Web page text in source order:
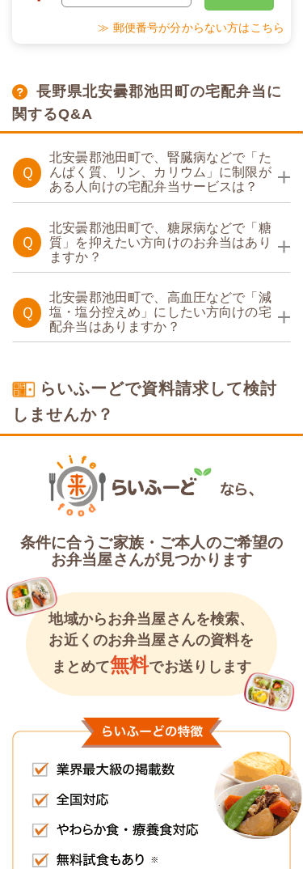
≫ 郵便番号が分からない方はこちら
長野県北安曇郡池田町の宅配弁当に
関するQ&A
Ｑ
北安曇郡池田町で、腎臓病などで「た
んぱく質、リン、カリウム」に制限が
ある人向けの宅配弁当サービスは？
Ｑ
北安曇郡池田町で、糖尿病などで「糖
質」を抑えたい方向けのお弁当はあり
ますか？
糖質カロリー調整食
Ｑ
北安曇郡池田町で、高血圧などで「減
塩・塩分控えめ」にしたい方向けの宅
配弁当はありますか？
らいふーどで資料請求して検討
しませんか？
条件に合うご家族・ご本人のご希望の
お弁当屋さんが見つかります
地域からお弁当屋さんを検索、
お近くのお弁当屋さんの資料を
まとめて無料でお送りします